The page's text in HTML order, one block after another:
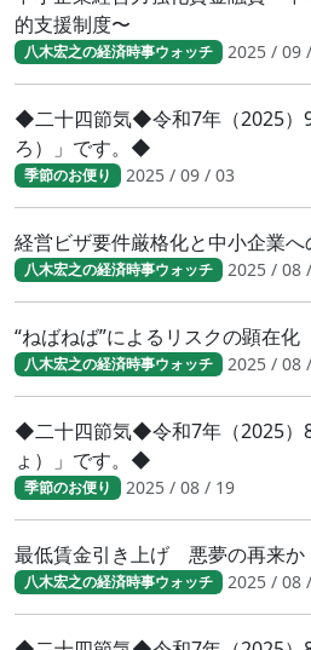
的支援制度〜
八木宏之の経済時事ウォッチ 2025 / 09
◆二十四節気◆令和7年（2025）
ろ）」です。◆
季節のお便り 2025 / 09 / 03
経営ビザ要件厳格化と中小企業へ
八木宏之の経済時事ウォッチ 2025 / 08
“ねばねば”によるリスクの顕在化
八木宏之の経済時事ウォッチ 2025 / 08
◆二十四節気◆令和7年（2025）
ょ）」です。◆
季節のお便り 2025 / 08 / 19
最低賃金引き上げ 悪夢の再来か
八木宏之の経済時事ウォッチ 2025 / 08